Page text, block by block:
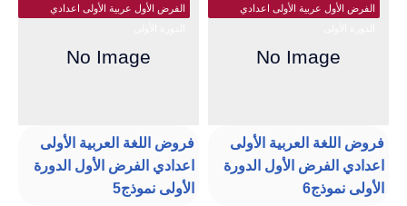
الفرض الأول عربية الأولى اعدادي
فروض اللغة العربية الأولى
اعدادي الفرض الأول الدورة
الأولى نموذج6
الفرض الأول عربية الأولى اعدادي
فروض اللغة العربية الأولى
اعدادي الفرض الأول الدورة
الأولى نموذج5